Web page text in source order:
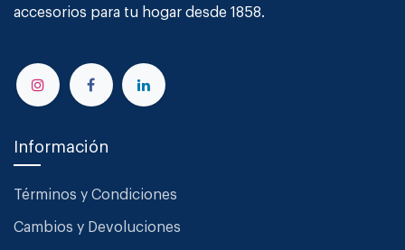
accesorios para tu hogar desde 1858.
Información
Términos y Condiciones
Cambios y Devoluciones